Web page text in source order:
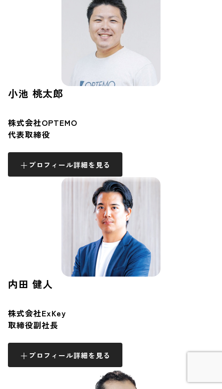
小池 桃太郎
株式会社OPTEMO
代表取締役
プロフィール詳細を見る
内田 健人
株式会社ExKey
取締役副社長
プロフィール詳細を見る